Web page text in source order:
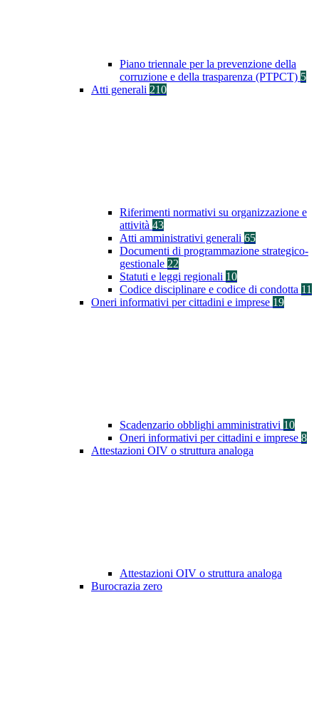
Piano triennale per la prevenzione della
corruzione e della trasparenza (PTPCT) 5
Atti generali 210
Riferimenti normativi su organizzazione e
attività 43
Atti amministrativi generali 65
Documenti di programmazione strategico-
gestionale 22
Statuti e leggi regionali 10
Codice disciplinare e codice di condotta 11
Oneri informativi per cittadini e imprese 19
Scadenzario obblighi amministrativi 10
Oneri informativi per cittadini e imprese 8
Attestazioni OIV o struttura analoga
Attestazioni OIV o struttura analoga
Burocrazia zero